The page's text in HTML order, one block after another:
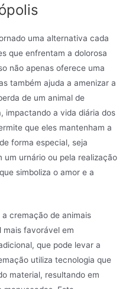
uma alternativa cada
que enfrentam a dolorosa
não apenas oferece uma
também ajuda a amenizar a
de um animal de
impactando a vida diária dos
que eles mantenham a
forma especial, seja
um urnário ou pela realização
simboliza o amor e a
cremação de animais
mais favorável em
que pode levar a
utiliza tecnologia que
material, resultando em